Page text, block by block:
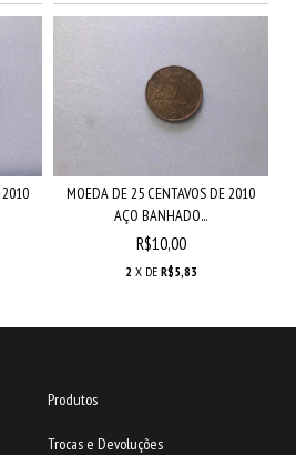
2010
MOEDA DE 25 CENTAVOS DE 2010
AÇO BANHADO...
R$10,00
2 X DE R$5,83
Produtos
Trocas e Devoluções